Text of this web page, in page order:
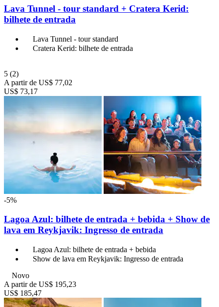
Lava Tunnel - tour standard + Cratera Kerid:
bilhete de entrada
Lava Tunnel - tour standard
Cratera Kerid: bilhete de entrada
5 (2)
A partir de US$ 77,02
US$ 73,17
-5%
Lagoa Azul: bilhete de entrada + bebida + Show de
lava em Reykjavik: Ingresso de entrada
Lagoa Azul: bilhete de entrada + bebida
Show de lava em Reykjavik: Ingresso de entrada
Novo
A partir de US$ 195,23
US$ 185,47